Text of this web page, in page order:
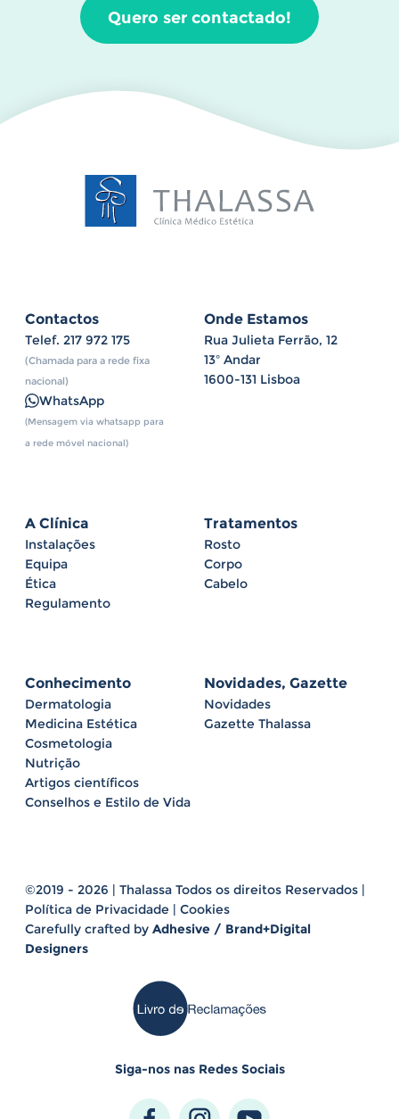
Quero ser contactado!
Contactos
Telef. 217 972 175
(Chamada para a rede fixa
nacional)
WhatsApp
(Mensagem via whatsapp para
a rede móvel nacional)
Onde Estamos
Rua Julieta Ferrão, 12
13º Andar
1600-131 Lisboa
A Clínica
Instalações
Equipa
Ética
Regulamento
Tratamentos
Rosto
Corpo
Cabelo
Conhecimento
Dermatologia
Medicina Estética
Cosmetologia
Nutrição
Artigos científicos
Conselhos e Estilo de Vida
Novidades, Gazette
Novidades
Gazette Thalassa
©2019 - 2026 | Thalassa Todos os direitos Reservados |
Política de Privacidade
Cookies
Carefully crafted by Adhesive / Brand+Digital
Designers
Siga-nos nas Redes Sociais